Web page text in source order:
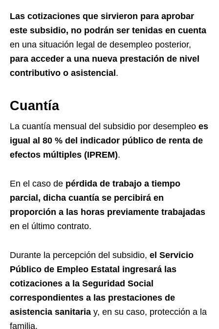
Las cotizaciones que sirvieron para aprobar
este subsidio, no podrán ser tenidas en cuenta
en una situación legal de desempleo posterior,
para acceder a una nueva prestación de nivel
contributivo o asistencial .
Cuantía
La cuantía mensual del subsidio por desempleo es
igual al 80 % del indicador público de renta de
efectos múltiples (IPREM).
En el caso de pérdida de trabajo a tiempo
parcial, dicha cuantía se percibirá en
proporción a las horas previamente trabajadas
en el último contrato.
Durante la percepción del subsidio, el Servicio
Público de Empleo Estatal ingresará las
cotizaciones a la Seguridad Social
correspondientes a las prestaciones de
asistencia sanitaria y, en su caso, protección a la
familia.